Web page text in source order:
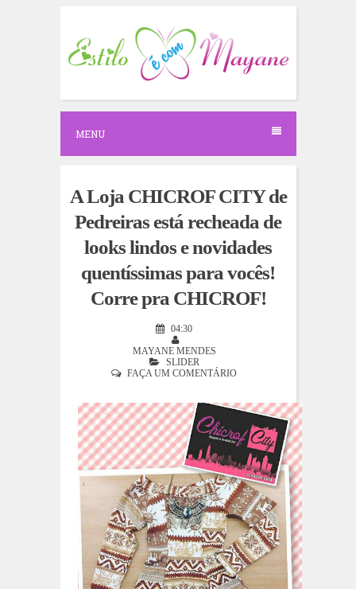
c
o
e
MENU
A Loja CHICROF CITY de
Pedreiras está recheada de
looks lindos e novidades
quentíssimas para vocês!
Corre pra CHICROF!
04:30
MAYANE MENDES
SLIDER
FAÇA UM COMENTÁRIO